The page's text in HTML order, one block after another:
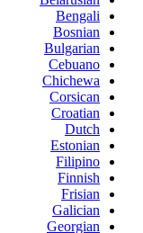
Bengali
Bosnian
Bulgarian
Cebuano
Chichewa
Corsican
Croatian
Dutch
Estonian
Filipino
Finnish
Frisian
Galician
Georgian